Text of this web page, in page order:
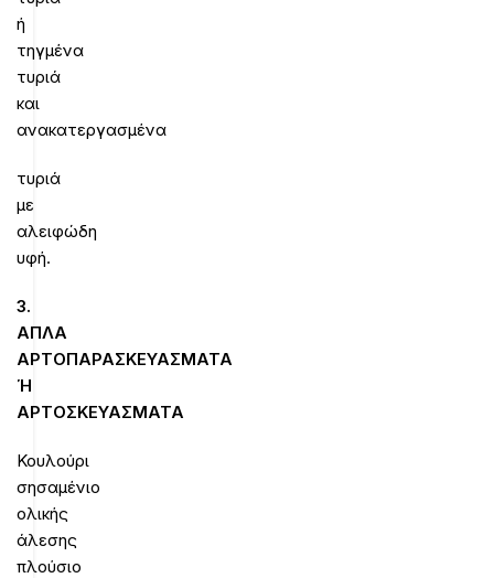
ή
τηγμένα
τυριά
και
ανακατεργασμένα
τυριά
με
αλειφώδη
υφή.
3.
ΑΠΛΑ
ΑΡΤΟΠΑΡΑΣΚΕΥΑΣΜΑΤΑ
Ή
ΑΡΤΟΣΚΕΥΑΣΜΑΤΑ
Κουλούρι
σησαμένιο
ολικής
άλεσης
πλούσιο